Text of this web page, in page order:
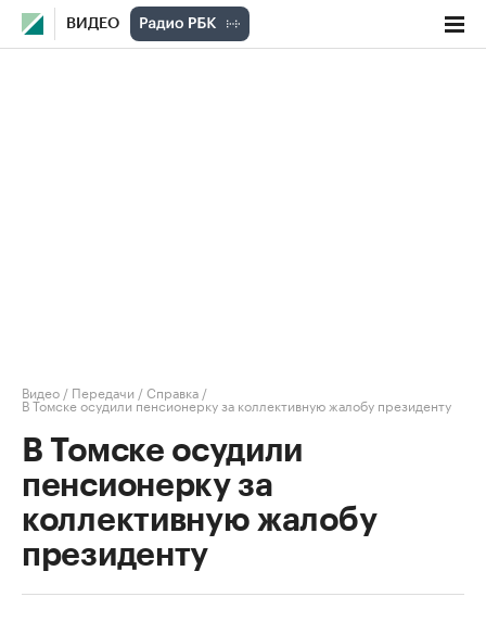
ВИДЕО
Видео / Передачи /Справка /
В Томске осудили пенсионерку за коллективную жалобу президенту
В Томске осудили
пенсионерку за
коллективную жалобу
президенту